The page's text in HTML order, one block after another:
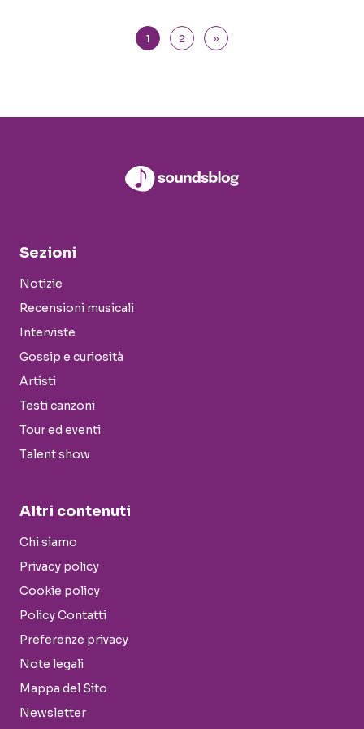
1 2 »
Sezioni
Notizie
Recensioni musicali
Interviste
Gossip e curiosità
Artisti
Testi canzoni
Tour ed eventi
Talent show
Altri contenuti
Chi siamo
Privacy policy
Cookie policy
Policy Contatti
Preferenze privacy
Note legali
Mappa del Sito
Newsletter